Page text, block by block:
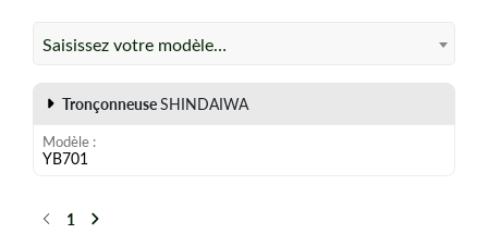
Saisissez votre modèle…
TronçonneuseSHINDAIWA
Modèle
YB701
Précédent
1 Suivant